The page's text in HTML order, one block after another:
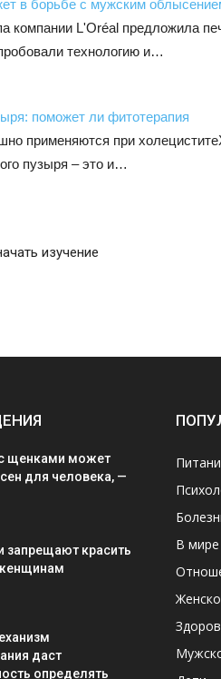
в борьбе с мужским
компании L'Oréal предложила
технологию и…
поможет ли фитотерапия
применяются при
пузыря – это и…
изучение
щенками может
для человека, —
запрещают красить
даст
определять
В мире